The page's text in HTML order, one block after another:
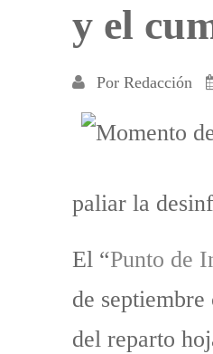
y el
Por Redacción
paliar la
El “Punto de
de
del reparto